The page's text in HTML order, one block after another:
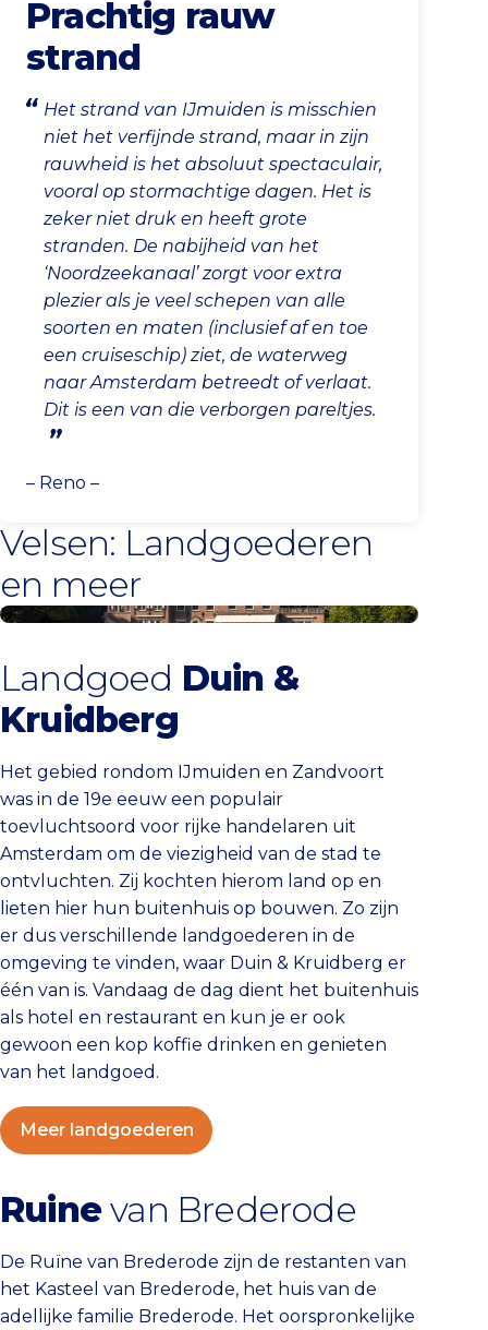
Prachtig rauw
strand
Het strand van IJmuiden is misschien
niet het verfijnde strand, maar in zijn
rauwheid is het absoluut spectaculair,
vooral op stormachtige dagen. Het is
zeker niet druk en heeft grote
stranden. De nabijheid van het
‘Noordzeekanaal’ zorgt voor extra
plezier als je veel schepen van alle
soorten en maten (inclusief af en toe
een cruiseschip) ziet, de waterweg
naar Amsterdam betreedt of verlaat.
Dit is een van die verborgen pareltjes.
– Reno –
Velsen: Landgoederen
en meer
Meer landgoederen
Landgoed Duin &
Kruidberg
Het gebied rondom IJmuiden en Zandvoort
was in de 19e eeuw een populair
toevluchtsoord voor rijke handelaren uit
Amsterdam om de viezigheid van de stad te
ontvluchten. Zij kochten hierom land op en
lieten hier hun buitenhuis op bouwen. Zo zijn
er dus verschillende landgoederen in de
omgeving te vinden, waar Duin & Kruidberg er
één van is. Vandaag de dag dient het buitenhuis
als hotel en restaurant en kun je er ook
gewoon een kop koffie drinken en genieten
van het landgoed.
Meer landgoederen
Ruinevan Brederode
De Ruïne van Brederode zijn de restanten van
het Kasteel van Brederode, het huis van de
adellijke familie Brederode. Het oorspronkelijke